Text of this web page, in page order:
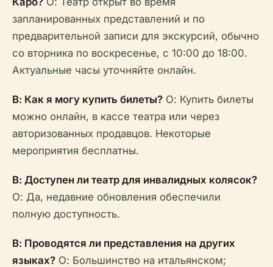
запланированных представлений и по
предварительной записи для экскурсий, обычно
со вторника по воскресенье, с 10:00 до 18:00.
Актуальные часы уточняйте онлайн.
В: Как я могу купить билеты? О: Купить билеты
можно онлайн, в кассе театра или через
авторизованных продавцов. Некоторые
мероприятия бесплатны.
В: Доступен ли театр для инвалидных колясок?
О: Да, недавние обновления обеспечили
полную доступность.
В: Проводятся ли представления на других
языках? О: Большинство на итальянском;